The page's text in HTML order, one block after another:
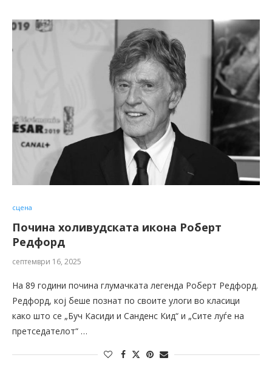
сцена
Почина холивудската икона Роберт
Редфорд
септември 16, 2025
На 89 години почина глумачката легенда Роберт Редфорд.
Редфорд, кој беше познат по своите улоги во класици
како што се „Буч Касиди и Санденс Кид“ и „Сите луѓе на
претседателот“ …